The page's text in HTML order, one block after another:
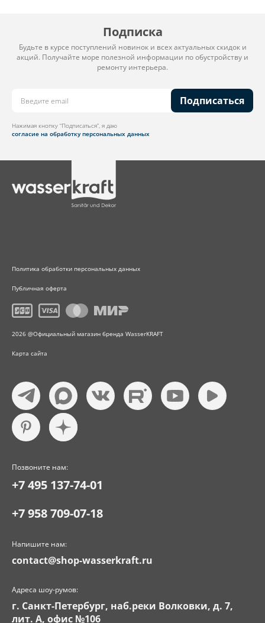
Подписка
Будьте в курсе поступлений новинок и всех актуальных скидок и
акций. Получайте море полезной информации по обустройству и
ремонту интерьера.
Подписаться
Нажимая кнопку “Подписаться”, я даю
согласие на обработку персональных данных
Политика обработки персональных данных
Публичная оферта
2026 @Официальный магазин бренда WasserKRAFT
Карта сайта
Позвоните нам:
+7 495 137-74-01
+7 958 709-07-18
Напишите нам:
contact@shop-wasserkraft.ru
Адреса шоу-румов:
г. Санкт-Петербург, наб.реки Волковки, д. 7,
лит. А, офис №106